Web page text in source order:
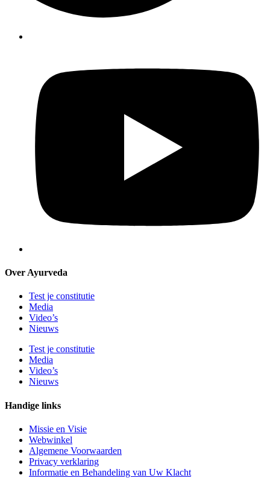
Over Ayurveda
Test je constitutie
Media
Video’s
Nieuws
Test je constitutie
Media
Video’s
Nieuws
Handige links
Missie en Visie
Webwinkel
Algemene Voorwaarden
Privacy verklaring
Informatie en Behandeling van Uw Klacht